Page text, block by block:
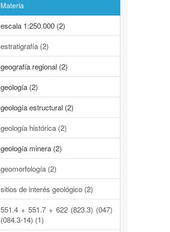
Materia
escala 1:250.000 (2)
estratigrafía (2)
geografía regional (2)
geología (2)
geología estructural (2)
geología histórica (2)
geología minera (2)
geomorfología (2)
sitios de interés geológico (2)
551.4 + 551.7 + 622 (823.3) (047)
(084.3-14) (1)